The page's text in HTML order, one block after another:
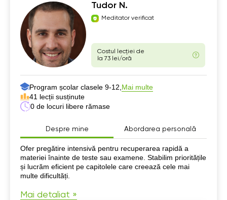
Tudor N.
Meditator verificat
Costul lecției de
la 73 lei/oră
Program școlar clasele 9-12, Mai multe
41 lecții susținute
0 de locuri libere rămase
Despre mine Abordarea personală
Despre mine
Ofer pregătire intensivă pentru recuperarea rapidă a
materiei înainte de teste sau examene. Stabilim prioritățile
și lucrăm eficient pe capitolele care creează cele mai
multe dificultăți.
Mai detaliat »